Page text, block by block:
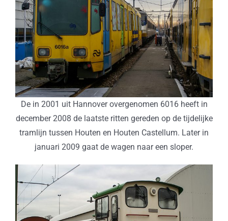
De in 2001 uit Hannover overgenomen 6016 heeft in
december 2008 de laatste ritten gereden op de tijdelijke
tramlijn tussen Houten en Houten Castellum. Later in
januari 2009 gaat de wagen naar een sloper.